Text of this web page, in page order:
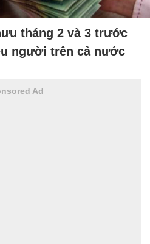
tháng 2 và 3 trước
người trên cả nước
Ad